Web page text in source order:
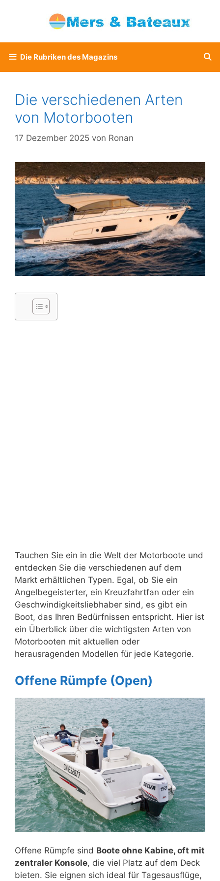
Die Rubriken des Magazins
Die verschiedenen Arten
von Motorbooten
17 Dezember 2025 von Ronan
Tauchen Sie ein in die Welt der Motorboote und
entdecken Sie die verschiedenen auf dem
Markt erhältlichen Typen. Egal, ob Sie ein
Angelbegeisterter, ein Kreuzfahrtfan oder ein
Geschwindigkeitsliebhaber sind, es gibt ein
Boot, das Ihren Bedürfnissen entspricht. Hier ist
ein Überblick über die wichtigsten Arten von
Motorbooten mit aktuellen oder
herausragenden Modellen für jede Kategorie.
Offene Rümpfe (Open)
Offene Rümpfe sind Boote ohne Kabine, oft mit
zentraler Konsole, die viel Platz auf dem Deck
bieten. Sie eignen sich ideal für Tagesausflüge,